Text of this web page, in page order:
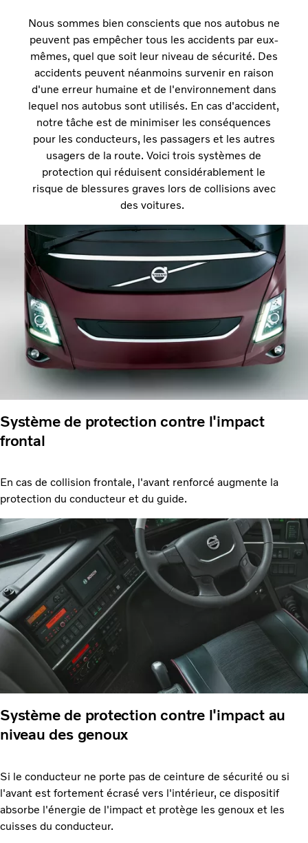
Nous sommes bien conscients que nos autobus ne
peuvent pas empêcher tous les accidents par eux-
mêmes, quel que soit leur niveau de sécurité. Des
accidents peuvent néanmoins survenir en raison
d'une erreur humaine et de l'environnement dans
lequel nos autobus sont utilisés. En cas d'accident,
notre tâche est de minimiser les conséquences
pour les conducteurs, les passagers et les autres
usagers de la route. Voici trois systèmes de
protection qui réduisent considérablement le
risque de blessures graves lors de collisions avec
des voitures.
Système de protection contre l'impact
frontal
En cas de collision frontale, l'avant renforcé augmente la
protection du conducteur et du guide.
Système de protection contre l'impact au
niveau des genoux
Si le conducteur ne porte pas de ceinture de sécurité ou si
l'avant est fortement écrasé vers l'intérieur, ce dispositif
absorbe l'énergie de l'impact et protège les genoux et les
cuisses du conducteur.